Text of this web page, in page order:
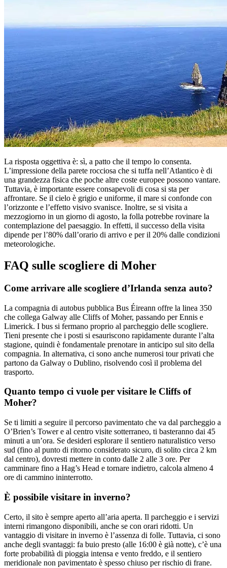
La risposta oggettiva è: sì, a patto che il tempo lo consenta.
L’impressione della parete rocciosa che si tuffa nell’Atlantico è di
una grandezza fisica che poche altre coste europee possono vantare.
Tuttavia, è importante essere consapevoli di cosa si sta per
affrontare. Se il cielo è grigio e uniforme, il mare si confonde con
l’orizzonte e l’effetto visivo svanisce. Inoltre, se si visita a
mezzogiorno in un giorno di agosto, la folla potrebbe rovinare la
contemplazione del paesaggio. In effetti, il successo della visita
dipende per l’80% dall’orario di arrivo e per il 20% dalle condizioni
meteorologiche.
FAQ sulle scogliere di Moher
Come arrivare alle scogliere d’Irlanda senza auto?
La compagnia di autobus pubblica Bus Éireann offre la linea 350
che collega Galway alle Cliffs of Moher, passando per Ennis e
Limerick. I bus si fermano proprio al parcheggio delle scogliere.
Tieni presente che i posti si esauriscono rapidamente durante l’alta
stagione, quindi è fondamentale prenotare in anticipo sul sito della
compagnia. In alternativa, ci sono anche numerosi tour privati che
partono da Galway o Dublino, risolvendo così il problema del
trasporto.
Quanto tempo ci vuole per visitare le Cliffs of
Moher?
Se ti limiti a seguire il percorso pavimentato che va dal parcheggio a
O’Brien’s Tower e al centro visite sotterraneo, ti basteranno dai 45
minuti a un’ora. Se desideri esplorare il sentiero naturalistico verso
sud (fino al punto di ritorno considerato sicuro, di solito circa 2 km
dal centro), dovresti mettere in conto dalle 2 alle 3 ore. Per
camminare fino a Hag’s Head e tornare indietro, calcola almeno 4
ore di cammino ininterrotto.
È possibile visitare in inverno?
Certo, il sito è sempre aperto all’aria aperta. Il parcheggio e i servizi
interni rimangono disponibili, anche se con orari ridotti. Un
vantaggio di visitare in inverno è l’assenza di folle. Tuttavia, ci sono
anche degli svantaggi: fa buio presto (alle 16:00 è già notte), c’è una
forte probabilità di pioggia intensa e vento freddo, e il sentiero
meridionale non pavimentato è spesso chiuso per rischio di frane.